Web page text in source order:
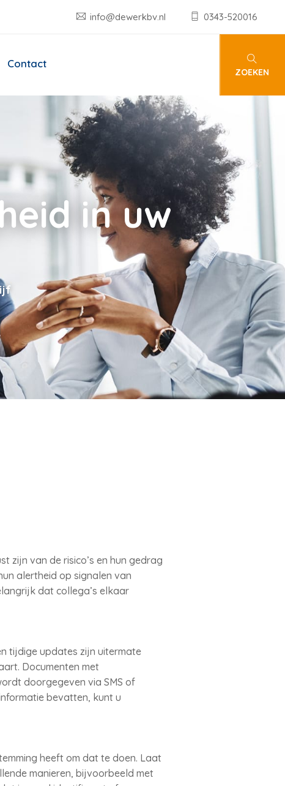
info@dewerkbv.nl 0343-520016
Contact
ZOEKEN
in uw
zijn van de risico’s en hun gedrag
alertheid op signalen van
dat collega’s elkaar
tijdige updates zijn uitermate
Documenten met
doorgegeven via SMS of
bevatten, kunt u
heeft om dat te doen. Laat
manieren, bijvoorbeeld met